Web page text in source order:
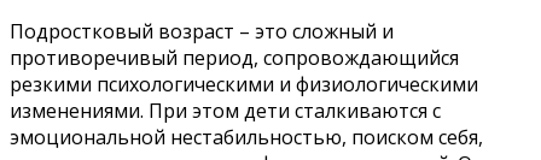
Подростковый возраст – это сложный и
противоречивый период, сопровождающийся
резкими психологическими и физиологическими
изменениями. При этом дети сталкиваются с
эмоциональной нестабильностью, поиском себя,